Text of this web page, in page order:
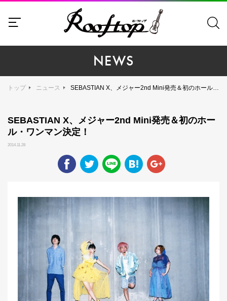
NEWS
トップ ニュース SEBASTIAN X、メジャー2nd Mini発売＆初のホール・ワンマン決定！
SEBASTIAN X、メジャー2nd Mini発売＆初のホー
ル・ワンマン決定！
2014.11.28